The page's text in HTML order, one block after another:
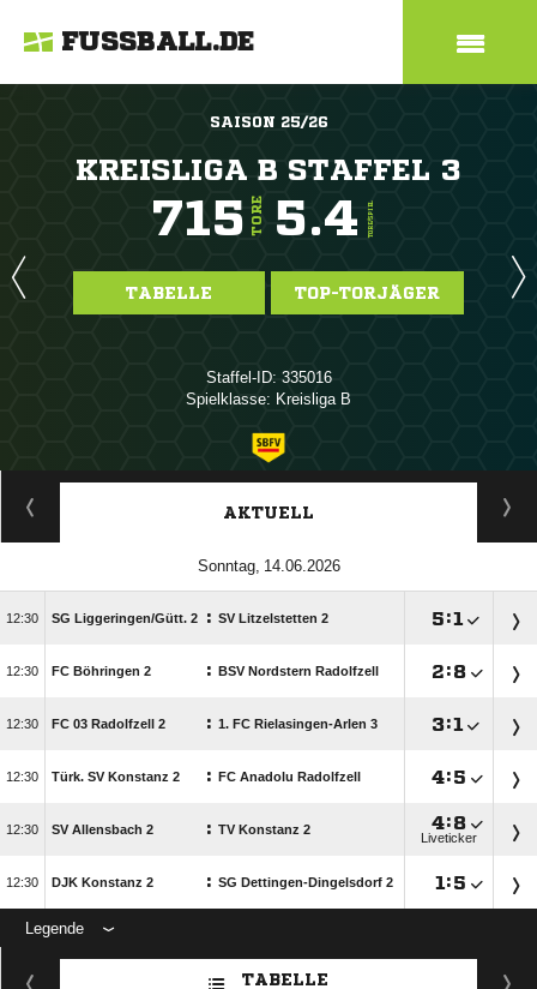
FUSSBALL.DE
SAISON 25/26
KREISLIGA B STAFFEL 3
715 TORE 5.4 TORE/SPIEL
TABELLE TOP-TORJÄGER
Staffel-ID: 335016
Spielklasse: Kreisliga B
ANZEIGE
AKTUELL
 
 SG Liggeringen/​Gütt. 2 : SV Litzelstetten 2 :
 FC Böhringen 2 : BSV Nordstern Radolfzell :
 FC 03 Radolfzell 2 : 1. FC Rielasingen-Arlen 3 :
 Türk. SV Konstanz 2 : FC Anadolu Radolfzell :
 SV Allensbach 2 : TV Konstanz 2 :
Liveticker
 DJK Konstanz 2 : SG Dettingen-Dingelsdorf 2  :
Legende
ANZEIGE
TABELLE